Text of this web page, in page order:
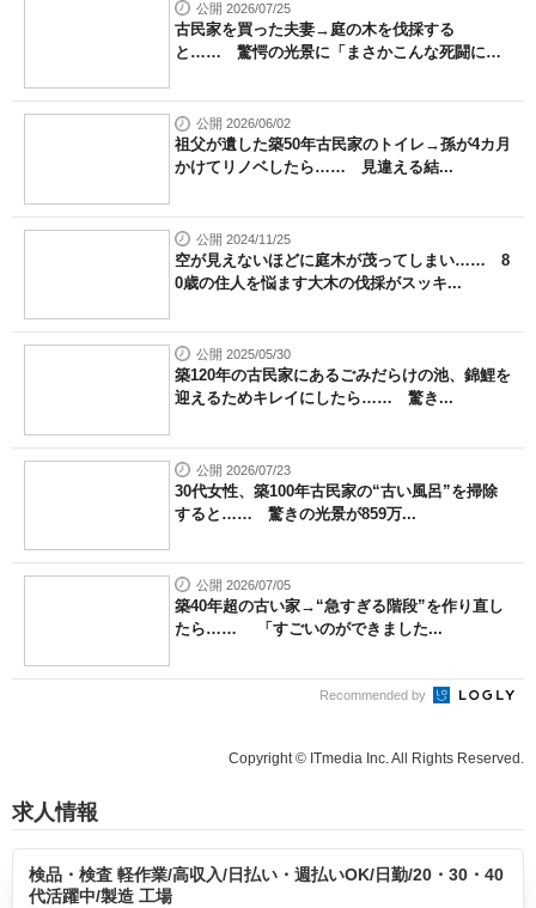
公開 2026/07/25
古民家を買った夫妻→庭の木を伐採する
と…… 驚愕の光景に「まさかこんな死闘にな
公開 2026/06/02
祖父が遺した築50年古民家のトイレ→孫が4カ月
かけてリノベしたら…… 見違える結...
公開 2024/11/25
空が見えないほどに庭木が茂ってしまい…… 8
0歳の住人を悩ます大木の伐採がスッキ...
公開 2025/05/30
築120年の古民家にあるごみだらけの池、錦鯉を
迎えるためキレイにしたら…… 驚き...
公開 2026/07/23
30代女性、築100年古民家の“古い風呂”を掃除
すると…… 驚きの光景が859万...
公開 2026/07/05
築40年超の古い家→“急すぎる階段”を作り直し
たら…… 「すごいのができました...
Recommended by
Copyright © ITmedia Inc. All Rights Reserved.
求人情報
検品・検査 軽作業/高収入/日払い・週払いOK/日勤/20・30・40
代活躍中/製造 工場